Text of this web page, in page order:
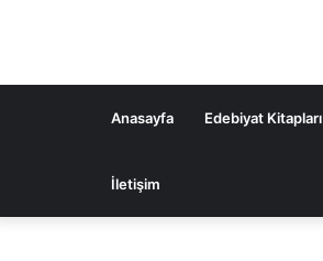
Anasayfa Edebiyat Kitapları
İletişim